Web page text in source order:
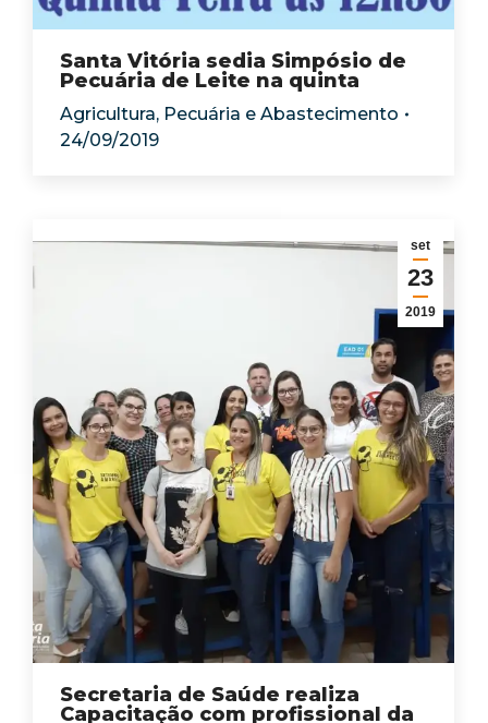
Santa Vitória sedia Simpósio de
Pecuária de Leite na quinta
Agricultura, Pecuária e Abastecimento
24/09/2019
set
23
2019
Secretaria de Saúde realiza
Capacitação com profissional da